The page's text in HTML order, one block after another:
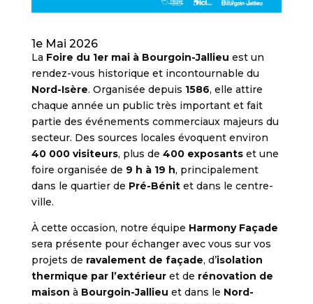
1e Mai 2026
La Foire du 1er mai à Bourgoin-Jallieu est un
rendez-vous historique et incontournable du
Nord-Isère. Organisée depuis 1586, elle attire
chaque année un public très important et fait
partie des événements commerciaux majeurs du
secteur. Des sources locales évoquent environ
40 000 visiteurs, plus de 400 exposantset une
foire organisée de 9 h à 19 h, principalement
dans le quartier de Pré-Bénitet dans le centre-
ville.
À cette occasion, notre équipe Harmony Façade
sera présente pour échanger avec vous sur vos
projets de ravalement de façade, d’isolation
thermique par l’extérieuret de rénovation de
maison à Bourgoin-Jallieu et dans le Nord-